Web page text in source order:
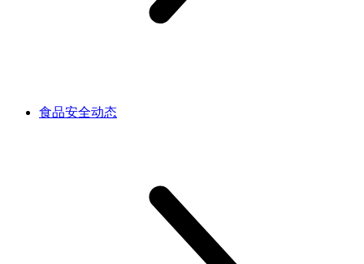
食品安全动态